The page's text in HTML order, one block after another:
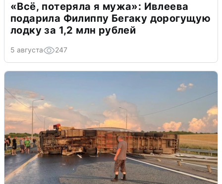
«Всё, потеряла я мужа»: Ивлеева
подарила Филиппу Бегаку дорогущую
лодку за 1,2 млн рублей
5 августа 247